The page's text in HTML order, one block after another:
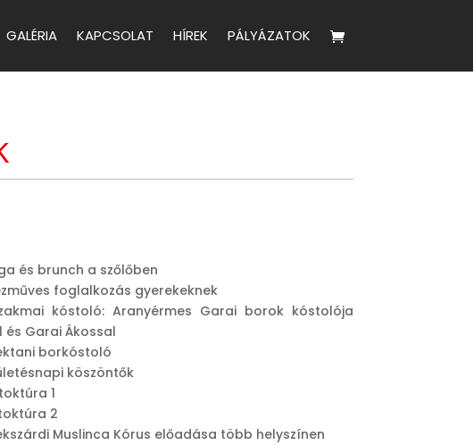
GALÉRIA KAPCSOLAT HÍREK PÁLYÁZATOK
és brunch a szőlőben
foglalkozás gyerekeknek
kóstoló: Aranyérmes Garai borok kóstolója
Garai Ákossal
borkóstoló
köszöntők
1
2
Muslinca Kórus előadása több helyszínen